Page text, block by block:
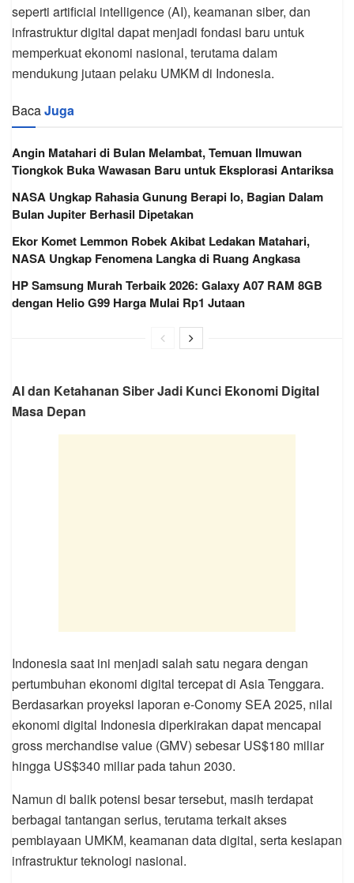
seperti artificial intelligence (AI), keamanan siber, dan
infrastruktur digital dapat menjadi fondasi baru untuk
memperkuat ekonomi nasional, terutama dalam
mendukung jutaan pelaku UMKM di Indonesia.
BacaJuga
Angin Matahari di Bulan Melambat, Temuan Ilmuwan
Tiongkok Buka Wawasan Baru untuk Eksplorasi Antariksa
NASA Ungkap Rahasia Gunung Berapi Io, Bagian Dalam
Bulan Jupiter Berhasil Dipetakan
Ekor Komet Lemmon Robek Akibat Ledakan Matahari,
NASA Ungkap Fenomena Langka di Ruang Angkasa
HP Samsung Murah Terbaik 2026: Galaxy A07 RAM 8GB
dengan Helio G99 Harga Mulai Rp1 Jutaan
AI dan Ketahanan Siber Jadi Kunci Ekonomi Digital
Masa Depan
Indonesia saat ini menjadi salah satu negara dengan
pertumbuhan ekonomi digital tercepat di Asia Tenggara.
Berdasarkan proyeksi laporan e-Conomy SEA 2025, nilai
ekonomi digital Indonesia diperkirakan dapat mencapai
gross merchandise value (GMV) sebesar US$180 miliar
hingga US$340 miliar pada tahun 2030.
Namun di balik potensi besar tersebut, masih terdapat
berbagai tantangan serius, terutama terkait akses
pembiayaan UMKM, keamanan data digital, serta kesiapan
infrastruktur teknologi nasional.